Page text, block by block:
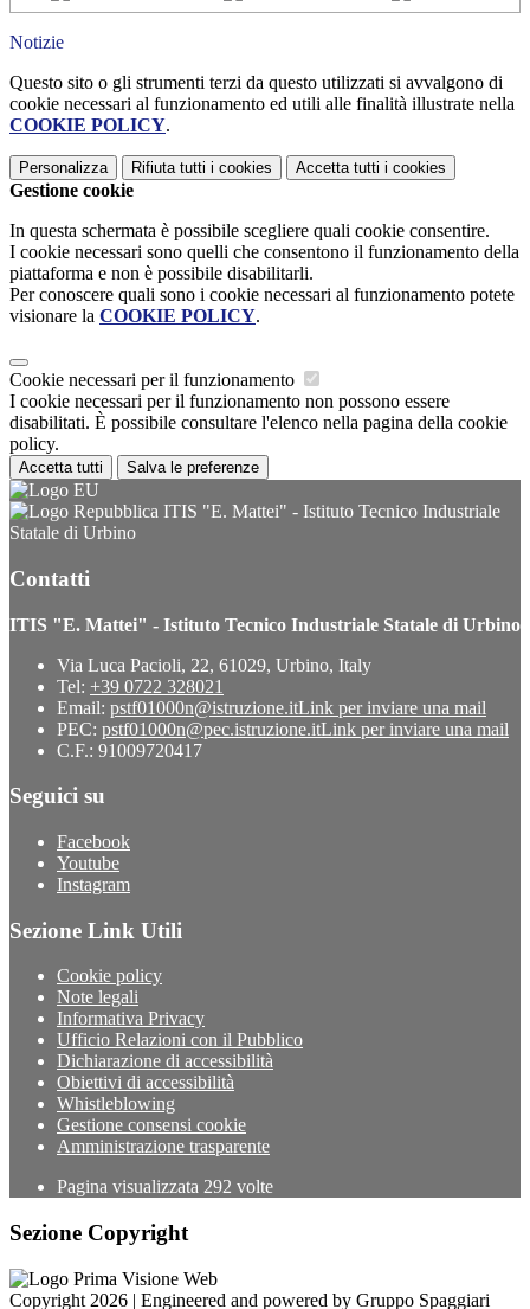
Notizie
Questo sito o gli strumenti terzi da questo utilizzati si avvalgono di
cookie necessari al funzionamento ed utili alle finalità illustrate nella
COOKIE POLICY.
Personalizza Rifiuta tutti i cookies Accetta tutti i cookies
Gestione cookie
In questa schermata è possibile scegliere quali cookie consentire.
I cookie necessari sono quelli che consentono il funzionamento della
piattaforma e non è possibile disabilitarli.
Per conoscere quali sono i cookie necessari al funzionamento potete
visionare la COOKIE POLICY.
Cookie necessari per il funzionamento
I cookie necessari per il funzionamento non possono essere
disabilitati. È possibile consultare l'elenco nella pagina della cookie
policy.
Accetta tutti Salva le preferenze
ITIS "E. Mattei" - Istituto Tecnico Industriale
Statale di Urbino
Contatti
ITIS "E. Mattei" - Istituto Tecnico Industriale Statale di Urbino
Via Luca Pacioli, 22, 61029, Urbino, Italy
Tel: +39 0722 328021
Email: pstf01000n@istruzione.itLink per inviare una mail
PEC: pstf01000n@pec.istruzione.itLink per inviare una mail
C.F.: 91009720417
Seguici su
Facebook
Youtube
Instagram
Sezione Link Utili
Cookie policy
Note legali
Informativa Privacy
Ufficio Relazioni con il Pubblico
Dichiarazione di accessibilità
Obiettivi di accessibilità
Whistleblowing
Gestione consensi cookie
Amministrazione trasparente
Pagina visualizzata 292 volte
Sezione Copyright
Copyright 2026 | Engineered and powered by Gruppo Spaggiari